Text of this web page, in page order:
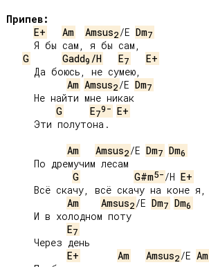
Припев:
E+
Am Amsus2/E Dm7
G
Gadd9 /H E7
E+
Am Amsus2/E Dm7
G
E79- E+
Am
Amsus2/E Dm7 Dm6
G
G#m5-/H E+
Am
Amsus2/E Dm7 Dm6
E7
E+
Am Amsus2/E Am